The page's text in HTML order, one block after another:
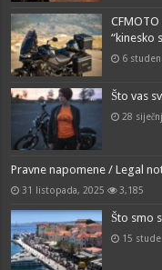
“kinesko
6
Što vas
28
Pravne napomene / Legal
31 listopada, 2025 3,185
Što smo
15